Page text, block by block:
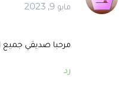
مايو 9, 2023
مرحبا صديقي جميع
رد